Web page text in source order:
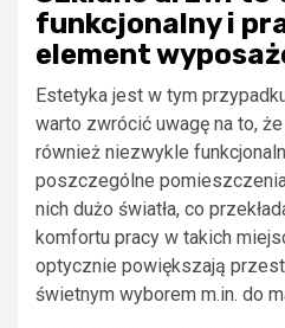
funkcjonalny i
element
Estetyka jest w tym
warto zwrócić uwagę na to,
również niezwykle
poszczególne
nich dużo światła, co
komfortu pracy w takich
optycznie powiększają
świetnym wyborem m.in. do